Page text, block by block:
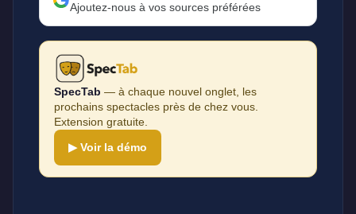
Ajoutez-nous à vos sources préférées
SpecTab — à chaque nouvel onglet, les
prochains spectacles près de chez vous.
Extension gratuite.
▶ Voir la démo